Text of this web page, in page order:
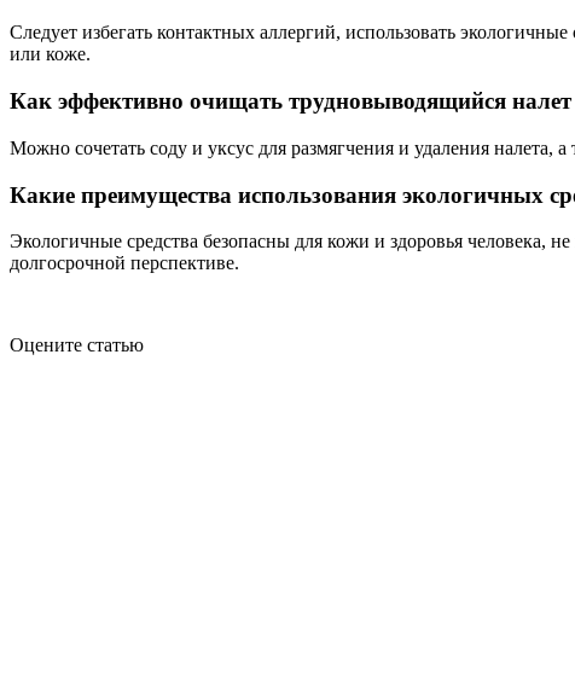
Следует избегать контактных аллергий, использовать
или коже.
Как эффективно очищать трудновыводящийся
Можно сочетать соду и уксус для размягчения и удаления налета,
Какие преимущества использования экологичных
Экологичные средства безопасны для кожи и здоровья
долгосрочной перспективе.
Оцените статью